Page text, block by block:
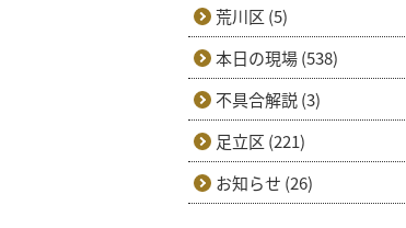
荒川区 (5)
本日の現場 (538)
不具合解説 (3)
足立区 (221)
お知らせ (26)